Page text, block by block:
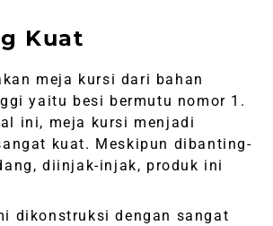
Kuat
meja kursi dari bahan
yaitu besi bermutu nomor 1.
ini, meja kursi menjadi
kuat. Meskipun dibanting-
diinjak-injak, produk ini
dikonstruksi dengan sangat